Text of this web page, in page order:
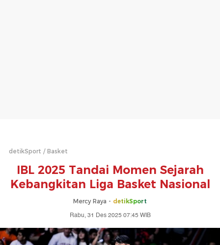
detikSport Basket
IBL 2025 Tandai Momen Sejarah
Kebangkitan Liga Basket Nasional
Mercy Raya - detikSport
Rabu, 31 Des 2025 07:45 WIB